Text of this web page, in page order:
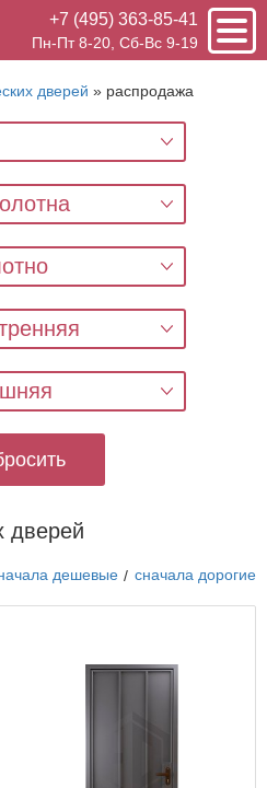
+7 (495) 363-85-41
Пн-Пт 8-20, Сб-Вс 9-19
дверей » распродажа
дверей
дешевые сначала дорогие